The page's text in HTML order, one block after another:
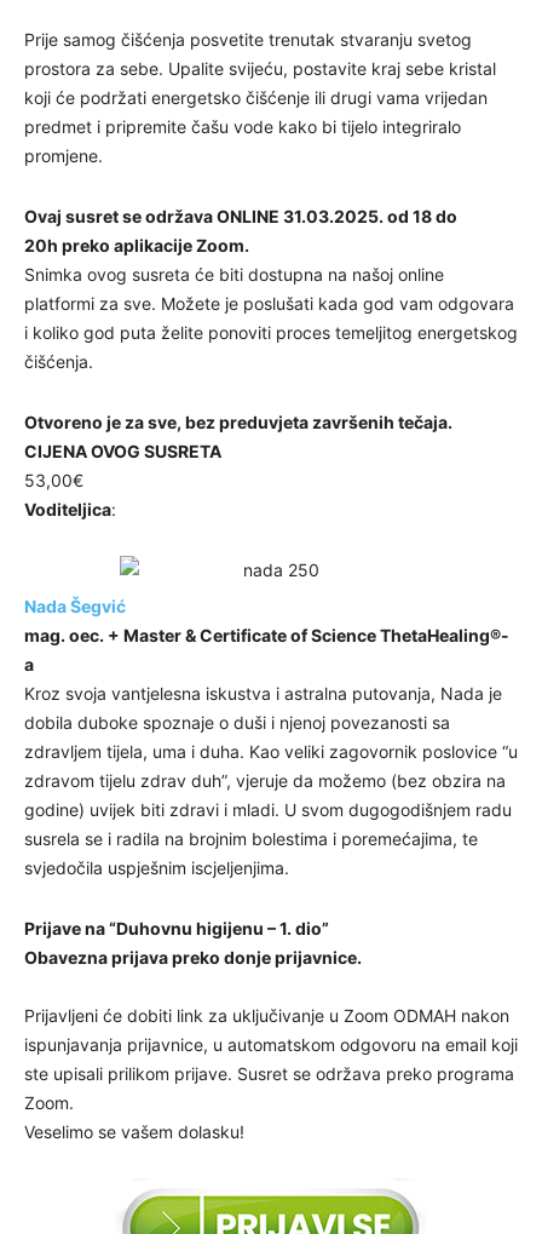
Prije samog čišćenja posvetite trenutak stvaranju svetog
prostora za sebe. Upalite svijeću, postavite kraj sebe kristal
koji će podržati energetsko čišćenje ili drugi vama vrijedan
predmet i pripremite čašu vode kako bi tijelo integriralo
promjene.
Ovaj susret se održava ONLINE 31.03.2025. od 18 do
20h preko aplikacije Zoom.
Snimka ovog susreta će biti dostupna na našoj online
platformi za sve. Možete je poslušati kada god vam odgovara
i koliko god puta želite ponoviti proces temeljitog energetskog
čišćenja.
Otvoreno je za sve, bez preduvjeta završenih tečaja.
CIJENA OVOG SUSRETA
53,00€
Voditeljica:
Nada Šegvić
mag. oec. + Master & Certificate of Science ThetaHealing®-
a
Kroz svoja vantjelesna iskustva i astralna putovanja, Nada je
dobila duboke spoznaje o duši i njenoj povezanosti sa
zdravljem tijela, uma i duha. Kao veliki zagovornik poslovice “u
zdravom tijelu zdrav duh”, vjeruje da možemo (bez obzira na
godine) uvijek biti zdravi i mladi. U svom dugogodišnjem radu
susrela se i radila na brojnim bolestima i poremećajima, te
svjedočila uspješnim iscjeljenjima.
Prijave na “Duhovnu higijenu – 1. dio”
Obavezna prijava preko donje prijavnice.
Prijavljeni će dobiti link za uključivanje u Zoom ODMAH nakon
ispunjavanja prijavnice, u automatskom odgovoru na email koji
ste upisali prilikom prijave. Susret se održava preko programa
Zoom.
Veselimo se vašem dolasku!